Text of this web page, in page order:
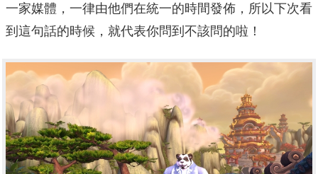
一家媒體，一律由他們在統一的時間發佈，所以下次看
到這句話的時候，就代表你問到不該問的啦！